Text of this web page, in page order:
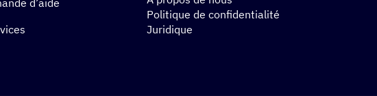
Politique de confidentialité
Juridique